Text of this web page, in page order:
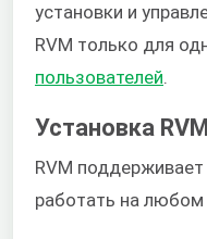
установки и
RVM только для
пользователей.
Установка
RVM
работать на любом